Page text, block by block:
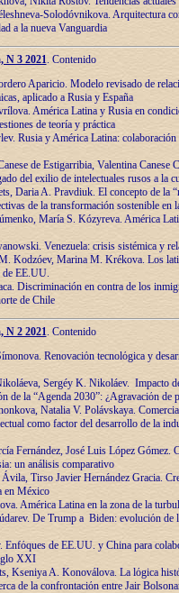
Solodóvnikova. Arquitectura
a la nueva Vanguardia
N 3 2021. Contenido
Aparicio. Modelo revisado de
aplicado a Rusia y España
América Latina y Rusia en
de teoría y práctica
Rusia y América Latina: colaboración
de Estigarribia, Valentina Canese
del exilio de intelectuales rusos a la
Daria A. Pravdiuk. El concepto de la
de la transformación sostenible en
María S. Kózyreva. América
Venezuela: crisis sistémica y
Kodzóev, Marina M. Krékova. Los
de EE.UU.
Discriminación en contra de los
de Chile
N 2 2021. Contenido
Renovaciόn tecnolόgica y
Sergéy K. Nikoláev. Impacto
de la “Agenda 2030”: ¿Agravaciόn de
Natalia V. Polávskaya.
como factor del desarrollo de la
Fernández, José Luis López Gómez.
un análisis comparativo
Ávila, Tirso Javier Hernández Gracia.
en México
América Latina en la zona de la
De Trump a Biden: evoluciόn de
de EE.UU. y China para
XXI
Kseniya A. Konoválova. La lόgica
de la confrontaciόn entre Jair